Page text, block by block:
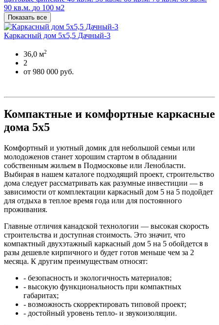
90 кв.м. до 100 м2
Показать все
Каркасный дом 5х5,5 Дачный-3
36,0 м2
2
от 980 000 руб.
Компактные и комфортные каркасные
дома 5x5
Комфортный и уютный домик для небольшой семьи или
молодоженов станет хорошим стартом в обладании
собственным жильем в Подмосковье или Ленобласти.
Выбирая в нашем каталоге подходящий проект, строительство
дома следует рассматривать как разумные инвестиции — в
зависимости от комплектации каркасный дом 5 на 5 подойдет
для отдыха в теплое время года или для постоянного
проживания.
Главные отличия канадской технологии — высокая скорость
строительства и доступная стоимость. Это значит, что
компактный двухэтажный каркасный дом 5 на 5 обойдется в
разы дешевле кирпичного и будет готов меньше чем за 2
месяца. К другим преимуществам относят:
- безопасность и экологичность материалов;
- высокую функциональность при компактных
габаритах;
- возможность скорректировать типовой проект;
- достойный уровень тепло- и звукоизоляции.